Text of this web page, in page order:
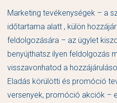
Marketing tevékenységek – a
időtartama alatt , külön
feldolgozására – az ügylet
benyújthatsz ilyen feldolgozás
visszavonhatod a
Eladás körülötti és promóció
versenyek, promóció akciók –